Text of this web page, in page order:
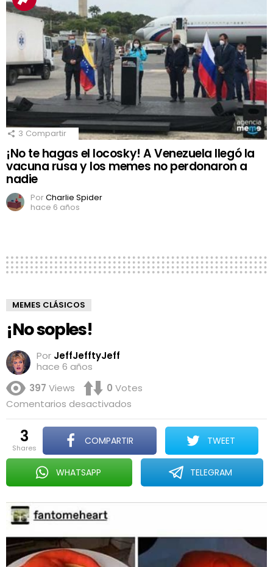
3 Compartir
¡No te hagas el locosky! A Venezuela llegó la
vacuna rusa y los memes no perdonaron a
nadie
PorCharlie Spider
hace 6 años
MEMES CLÁSICOS
¡No soples!
Por JeffJefftyJeff
hace 6 años
397 Views 0 Votes
Comentarios desactivados
soples!
3
shares
COMPARTIR TWEET
WHATSAPP TELEGRAM